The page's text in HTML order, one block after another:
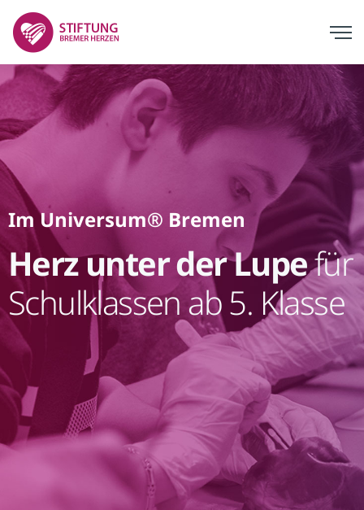
Im Universum® Bremen
Herz unter der Lupefür
Schulklassen ab 5. Klasse